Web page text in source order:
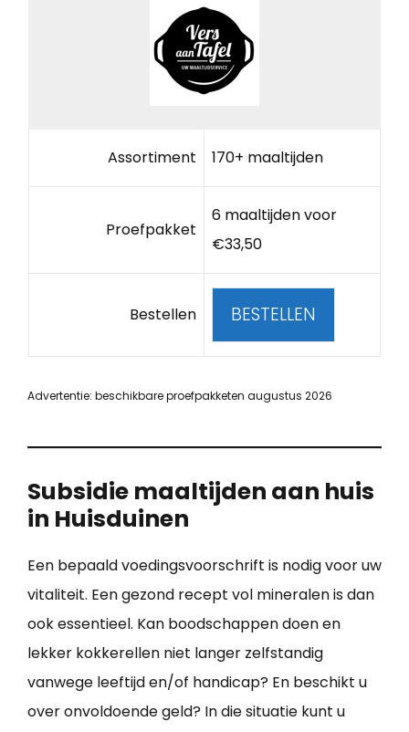
Assortiment 170+ maaltijden
Proefpakket
6 maaltijden voor
€33,50
Bestellen BESTELLEN
Advertentie: beschikbare proefpakketen augustus 2026
Subsidie maaltijden aan huis
in Huisduinen
Een bepaald voedingsvoorschrift is nodig voor uw
vitaliteit. Een gezond recept vol mineralen is dan
ook essentieel. Kan boodschappen doen en
lekker kokkerellen niet langer zelfstandig
vanwege leeftijd en/of handicap? En beschikt u
over onvoldoende geld? In die situatie kunt u